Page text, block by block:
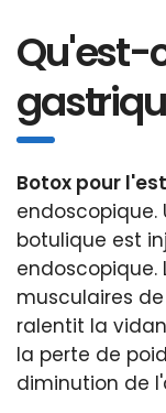
Qu'est-
Botox pour
endoscopique.
botulique est
musculaires
ralentit la
la perte de
diminution de